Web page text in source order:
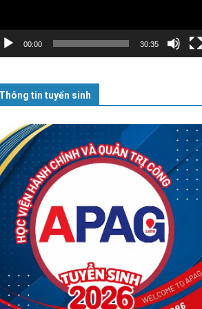
00:00 30:35
Thông tin tuyển sinh